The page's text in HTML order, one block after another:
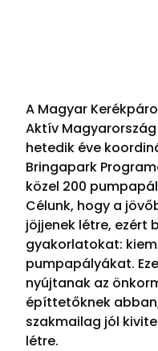
A Magyar
Aktív
hetedik éve
Bringapark
közel 200
Célunk, hogy a
jöjjenek létre, ezért
gyakorlatokat:
pumpapályákat.
nyújtanak az
építtetőknek
szakmailag jól
létre.